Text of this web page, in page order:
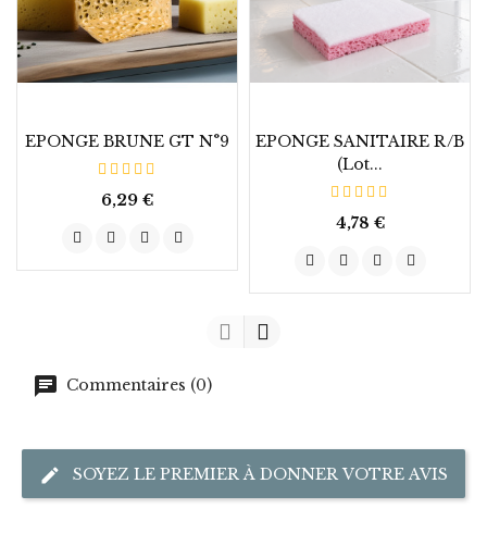
EPONGE BRUNE GT N°9
Prix
6,29 €
EPONGE SANITAIRE R/B
(Lot...
Prix
4,78 €
Commentaires (0)
SOYEZ LE PREMIER À DONNER VOTRE AVIS